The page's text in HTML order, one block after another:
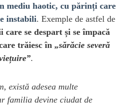
mediu haotic, cu părinți care
instabili. Exemple de astfel de
care se despart și se împacă
trăiesc în „sărăcie severă
.
există adesea multe
familia devine ciudat de